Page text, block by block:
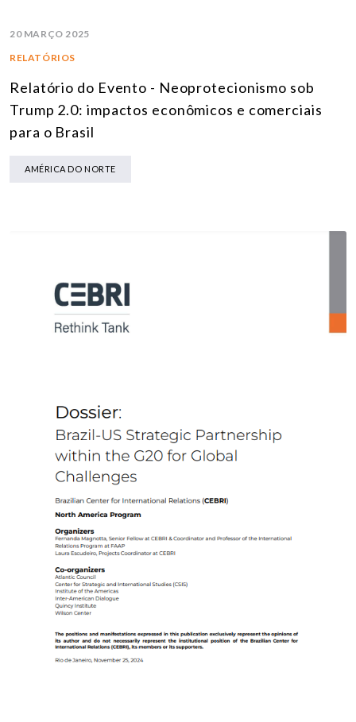
20 MARÇO 2025
RELATÓRIOS
Relatório do Evento - Neoprotecionismo sob
Trump 2.0: impactos econômicos e comerciais
para o Brasil
AMÉRICA DO NORTE